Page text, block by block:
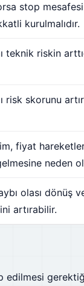
stop
kurulmalıdır.
teknik riskin
risk skorunu
fiyat
neden
olası dönüş
artırabilir.
edilmesi